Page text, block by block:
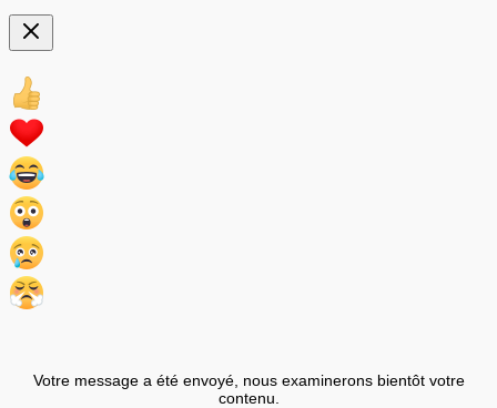
Votre message a été envoyé, nous examinerons bientôt votre
contenu.